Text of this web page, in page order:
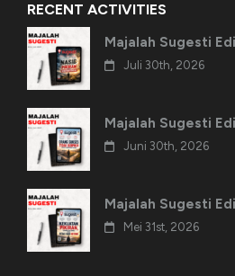
RECENT ACTIVITIES
Majalah Sugesti
Juli 30th, 2026
Majalah Sugesti
Juni 30th, 2026
Majalah Sugesti
Mei 31st, 2026